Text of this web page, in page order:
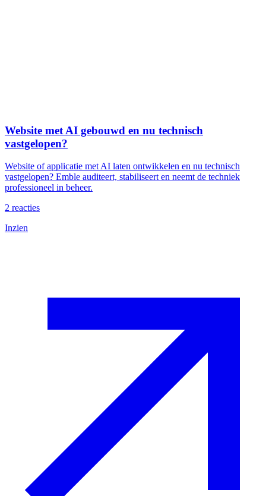
Website met AI gebouwd en nu technisch
vastgelopen?
Website of applicatie met AI laten ontwikkelen en nu technisch
vastgelopen? Emble auditeert, stabiliseert en neemt de techniek
professioneel in beheer.
2 reacties
Inzien